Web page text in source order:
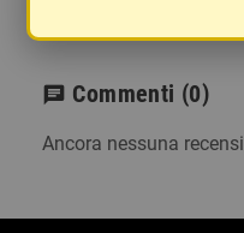
chat Commenti (0)
Ancora nessuna